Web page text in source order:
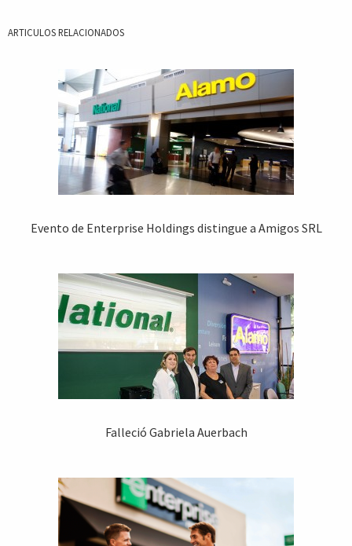
ARTICULOS RELACIONADOS
Evento de Enterprise Holdings distingue a Amigos SRL
Falleció Gabriela Auerbach